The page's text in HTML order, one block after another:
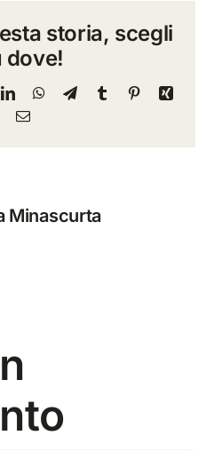
storia, scegli
dove!
LinkedInWhatsApp
TelegramTumblr PinterestXing
Email
Minascurta